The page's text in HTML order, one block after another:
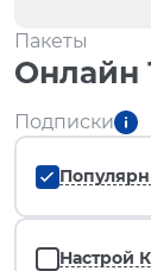
Пакеты
Онлайн
Подписки
Настрой